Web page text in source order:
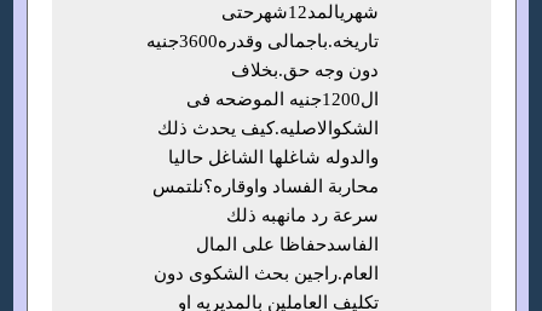
شهريالمد12شهرحتى
تاريخه.باجمالى وقدره3600جنيه
دون وجه حق.بخلاف
ال1200جنيه الموضحه فى
الشكوالاصليه.كيف يحدث ذلك
والدوله شاغلها الشاغل حاليا
محاربة الفساد واوقاره؟نلتمس
سرعة رد مانهبه ذلك
الفاسدحفاظا على المال
العام.راجين بحث الشكوى دون
تكليف العاملين بالمديريه او